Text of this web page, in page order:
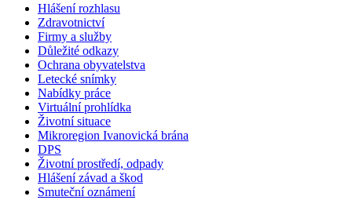
Hlášení rozhlasu
Zdravotnictví
Firmy a služby
Důležité odkazy
Ochrana obyvatelstva
Letecké snímky
Nabídky práce
Virtuální prohlídka
Životní situace
Mikroregion Ivanovická brána
DPS
Životní prostředí, odpady
Hlášení závad a škod
Smuteční oznámení